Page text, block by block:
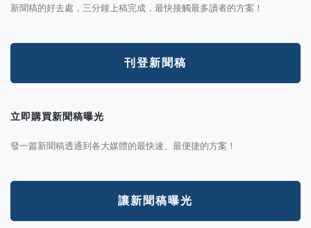
新聞稿的好去處，三分鐘上稿完成，最快接觸最多讀者的方案！
刊登新聞稿
立即購買新聞稿曝光
發一篇新聞稿透通到各大媒體的最快速、最便捷的方案！
讓新聞稿曝光